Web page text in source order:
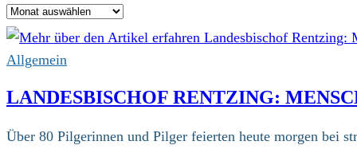
Archiv
Allgemein
LANDESBISCHOF RENTZING:
Über 80 Pilgerinnen und Pilger feierten heute morgen bei